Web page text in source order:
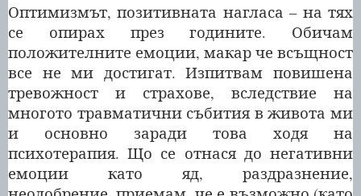
Оптимизмът, позитивната нагласа – на тях
се опирах през годините. Обичам
положителните емоции, макар че всъщност
все не ми достигат. Изпитвам повишена
тревожност и страхове, вследствие на
многото травматични събития в живота ми
и основно заради това ходя на
психотерапия. Що се отнася до негативни
емоции като яд, раздразнение,